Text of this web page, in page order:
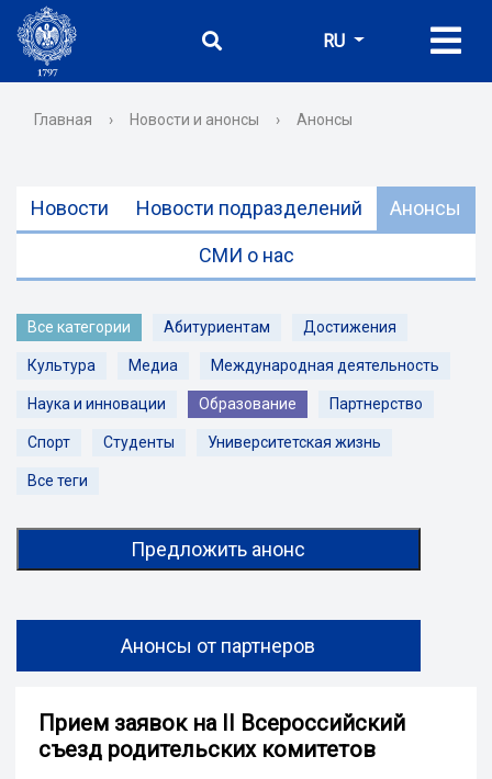
RU
Главная › Новости и анонсы › Анонсы
Новости Новости подразделений Анонсы
СМИ о нас
Все категории Абитуриентам Достижения
Культура Медиа Международная деятельность
Наука и инновации Образование Партнерство
Спорт Студенты Университетская жизнь
Все теги
Прием заявок на II Всероссийский
съезд родительских комитетов
Предложить анонс
Анонсы от партнеров